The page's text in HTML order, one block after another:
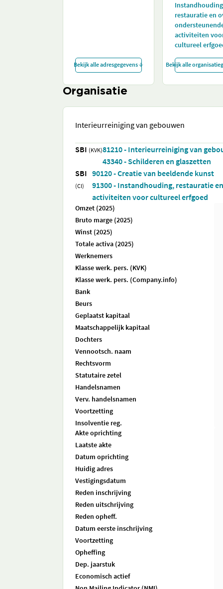
Bekijk alle adresgegevens
restauratie en
activiteiten
cultureel
Bekijk alle
Organisatie
Interieurreiniging van gebouwen
SBI (KVK)81210 - Interieurreiniging van
43340 - Schilderen en glaszetten
SBI
(CI)
90120 - Creatie van beeldende kunst
91300 - Instandhouding, restauratie
activiteiten voor cultureel erfgoed
Omzet (2025)
Bruto marge (2025)
Winst (2025)
Totale activa (2025)
Werknemers
Klasse werk. pers. (KVK)
Klasse werk. pers. (Company.info)
Bank
Beurs
Geplaatst kapitaal
Maatschappelijk kapitaal
Dochters
Vennootsch. naam
Rechtsvorm
Statutaire zetel
Handelsnamen
Verv. handelsnamen
Voortzetting
Insolventie reg.
Akte oprichting
Laatste akte
Datum oprichting
Huidig adres
Vestigingsdatum
Reden inschrijving
Reden uitschrijving
Reden opheff.
Datum eerste inschrijving
Voortzetting
Opheffing
Dep. jaarstuk
Economisch actief